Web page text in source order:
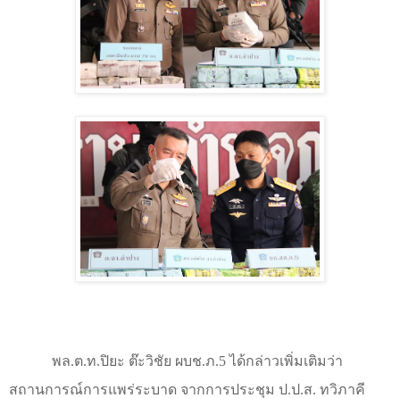
พล.ต.ท.ปิยะ ต๊ะวิชัย ผบช.ภ.5 ได้กล่าวเพิ่มเติมว่า
สถานการณ์การแพร่ระบาด จากการประชุม ป.ป.ส. ทวิภาคี